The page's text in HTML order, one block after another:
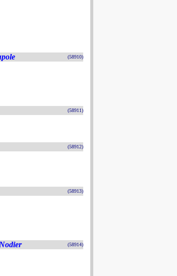
(58910)
(58911)
(58912)
(58913)
(58914)